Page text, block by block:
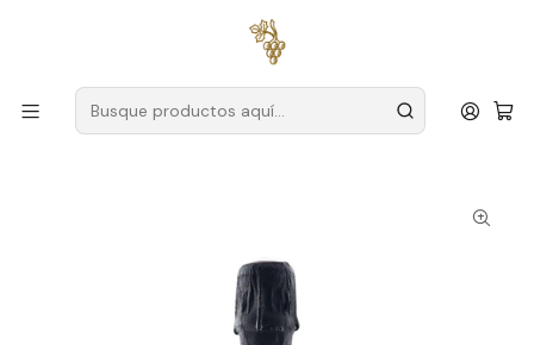
para pedidos superiores a
Productores
Vino Verde (Monção & Melgaço)
Mansión Serrade
Solar de Serrade Espumoso Alvarinho Brut 2021 75cl